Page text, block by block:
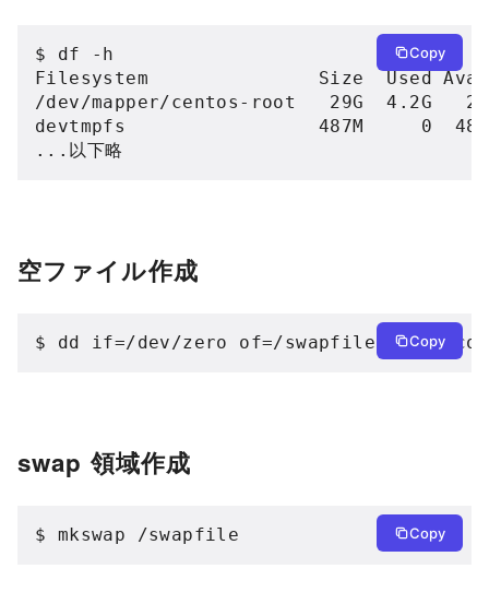
$ df -h
Filesystem               Size  Used Avail
/dev/mapper/centos-root   29G  4.2G
devtmpfs                 487M     0
...以下略
Copy
空ファイル作成
$ dd if=/dev/zero of=/swapfile bs=1M
Copy
swap 領域作成
$ mkswap /swapfile Copy